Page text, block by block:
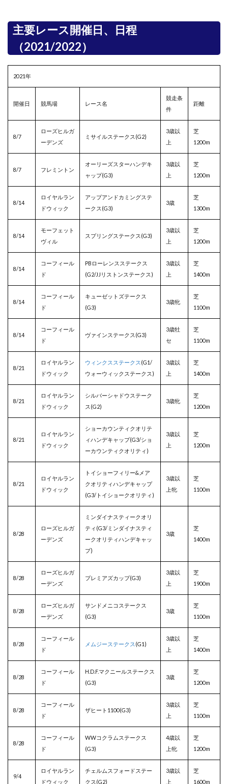
主要レース開催日、日程
（2021/2022）
2021年
開催日 競馬場 レース名
競走条
件
距離
8/7
ローズヒルガ
ーデンズ
ミサイルステークス(G2)
3歳以
上
芝
1200m
8/7 フレミントン
オーリーズスターハンデキ
ャップ(G3)
3歳以
上
芝
1200m
8/14
ロイヤルラン
ドウィック
アップアンドカミングステ
ークス(G3)
3歳
芝
1300m
8/14
モーフェット
ヴィル
スプリングステークス(G3)
3歳以
上
芝
1200m
8/14
コーフィール
ド
PB ローレンスステークス
(G2/JJリストンステークス)
3歳以
上
芝
1400m
8/14
コーフィール
ド
キューゼットズテークス
(G3)
3歳牝
芝
1100m
8/14
コーフィール
ド
ヴァインステークス(G3)
3歳牡
セ
芝
1100m
8/21
ロイヤルラン
ドウィック
ウィンクスステークス (G1/
ウォーウィックステークス)
3歳以
上
芝
1400m
8/21
ロイヤルラン
ドウィック
シルバーシャドウステーク
ス(G2)
3歳牝
芝
1200m
8/21
ロイヤルラン
ドウィック
ショーカウンティクオリテ
ィハンデキャップ(G3/ショ
ーカウンティクオリティ)
3歳以
上
芝
1200m
8/21
ロイヤルラン
ドウィック
トイショーフィリー&メア
クオリティハンデキャップ
(G3/トイショークオリティ)
3歳以
上牝
芝
1100m
8/28
ローズヒルガ
ーデンズ
ミンダイナスティークオリ
ティ(G3/ミンダイナスティ
ークオリティハンデキャッ
プ)
3歳
芝
1400m
8/28
ローズヒルガ
ーデンズ
プレミアズカップ(G3)
3歳以
上
芝
1900m
8/28
ローズヒルガ
ーデンズ
サンドメニコステークス
(G3)
3歳
芝
1100m
8/28
コーフィール
ド
メムジーステークス (G1)
3歳以
上
芝
1400m
8/28
コーフィール
ド
H.D.F.マクニールステークス
(G3)
3歳
芝
1200m
8/28
コーフィール
ド
ザヒート1100(G3)
3歳以
上
芝
1100m
8/28
コーフィール
ド
WWコクラムステークス
(G3)
4歳以
上牝
芝
1200m
9/4
ロイヤルラン
ドウィック
チェルムスフォードステー
クス(G2)
3歳以
上
芝
1600m